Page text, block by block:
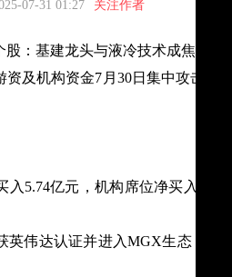
07-31 01:27 关注作者
：基建龙头与液冷技术成焦点
资及机构资金7月30日集中攻击五
入5.74亿元，机构席位净买入
英伟达认证并进入MGX生态，数